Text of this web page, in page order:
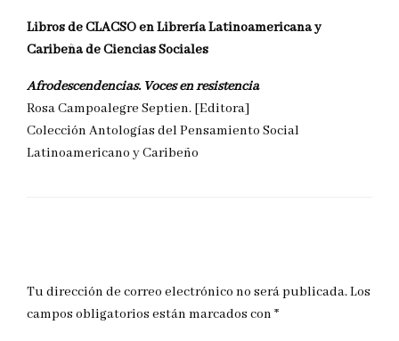
Libros de CLACSO en Librería Latinoamericana y
Caribeña de Ciencias Sociales
Afrodescendencias. Voces en resistencia
Rosa Campoalegre Septien. [Editora]
Colección Antologías del Pensamiento Social
Latinoamericano y Caribeño
Tu dirección de correo electrónico no será publicada.Los
campos obligatorios están marcados con *